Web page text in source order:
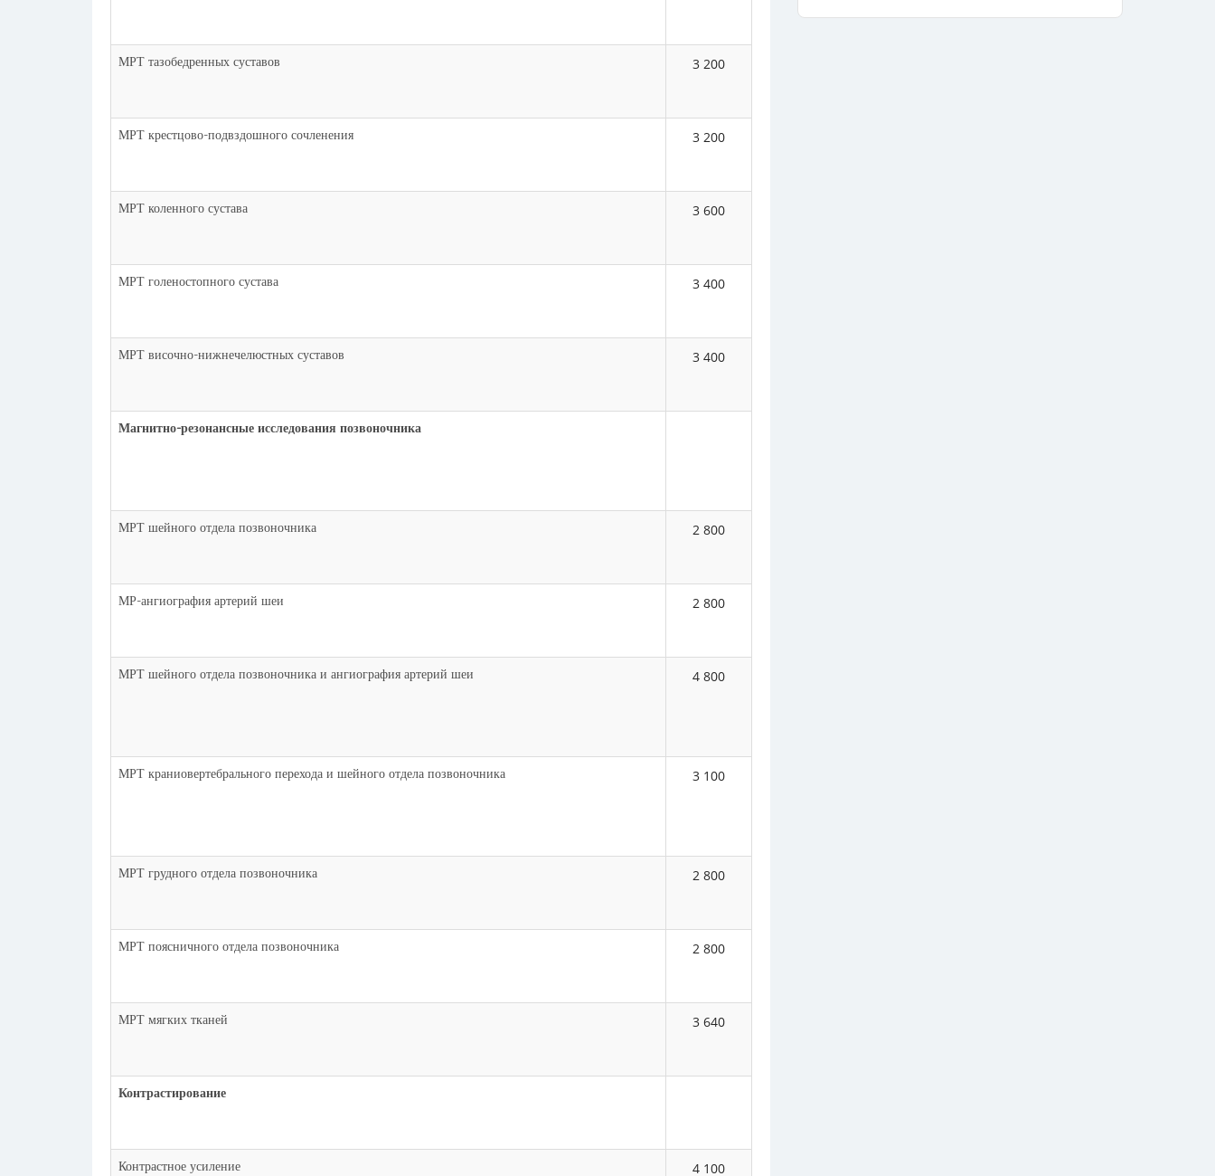
МРТ тазобедренных суставов 3 200
МРТ крестцово-подвздошного сочленения 3 200
МРТ коленного сустава 3 600
МРТ голеностопного сустава 3 400
МРТ височно-нижнечелюстных суставов 3 400
Магнитно-резонансные исследования позвоночника
МРТ шейного отдела позвоночника 2 800
МР-ангиография артерий шеи 2 800
МРТ шейного отдела позвоночника и ангиография артерий шеи 4 800
МРТ краниовертебрального перехода и шейного отдела позвоночника 3 100
МРТ грудного отдела позвоночника 2 800
МРТ поясничного отдела позвоночника 2 800
МРТ мягких тканей 3 640
Контрастирование
Контрастное усиление 4 100